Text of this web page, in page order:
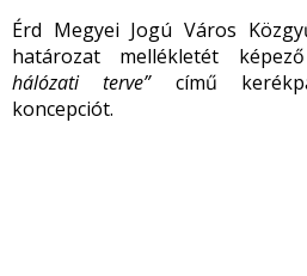
Érd Megyei Jogú Város
határozat mellékletét
hálózati terve”című
koncepciót.